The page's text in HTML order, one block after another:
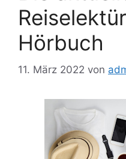
Hörbuch
11. März 2022 von